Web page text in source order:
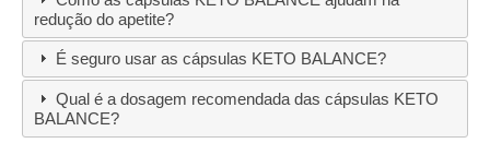
redução do apetite?
É seguro usar as cápsulas KETO BALANCE?
Qual é a dosagem recomendada das cápsulas KETO
BALANCE?